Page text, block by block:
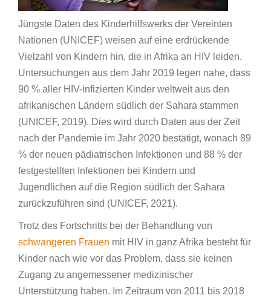
Jüngste Daten des Kinderhilfswerks der Vereinten
Nationen (UNICEF) weisen auf eine erdrückende
Vielzahl von Kindern hin, die in Afrika an HIV leiden.
Untersuchungen aus dem Jahr 2019 legen nahe, dass
90 % aller HIV-infizierten Kinder weltweit aus den
afrikanischen Ländern südlich der Sahara stammen
(UNICEF, 2019). Dies wird durch Daten aus der Zeit
nach der Pandemie im Jahr 2020 bestätigt, wonach 89
% der neuen pädiatrischen Infektionen und 88 % der
festgestellten Infektionen bei Kindern und
Jugendlichen auf die Region südlich der Sahara
zurückzuführen sind (UNICEF, 2021).
Trotz des Fortschritts bei der Behandlung von
schwangeren Frauen mit HIV in ganz Afrika besteht für
Kinder nach wie vor das Problem, dass sie keinen
Zugang zu angemessener medizinischer
Unterstützung haben. Im Zeitraum von 2011 bis 2018